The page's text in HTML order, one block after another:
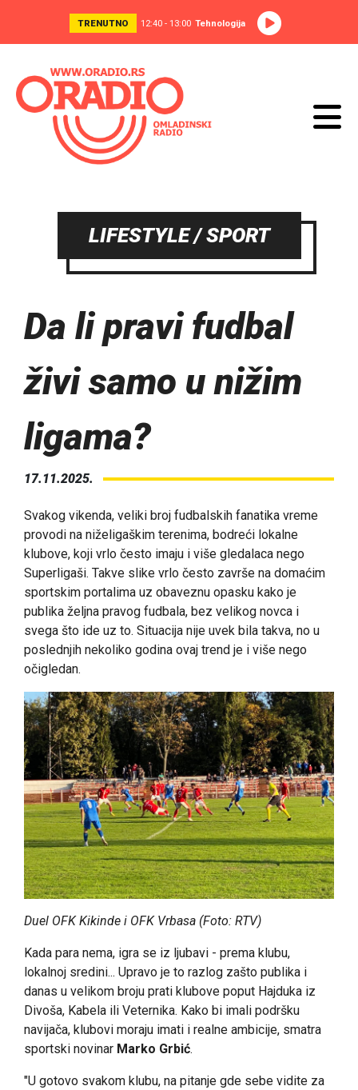
TRENUTNO 12:40 - 13:00 Tehnologija
LIFESTYLE / SPORT
Da li pravi fudbal
živi samo u nižim
ligama?
17.11.2025.
Svakog vikenda, veliki broj fudbalskih fanatika vreme
provodi na niželigaškim terenima, bodreći lokalne
klubove, koji vrlo često imaju i više gledalaca nego
Superligaši. Takve slike vrlo često završe na domaćim
sportskim portalima uz obaveznu opasku kako je
publika željna pravog fudbala, bez velikog novca i
svega što ide uz to. Situacija nije uvek bila takva, no u
poslednjih nekoliko godina ovaj trend je i više nego
očigledan.
Duel OFK Kikinde i OFK Vrbasa (Foto: RTV)
Kada para nema, igra se iz ljubavi - prema klubu,
lokalnoj sredini... Upravo je to razlog zašto publika i
danas u velikom broju prati klubove poput Hajduka iz
Divoša, Kabela ili Veternika. Kako bi imali podršku
navijača, klubovi moraju imati i realne ambicije, smatra
sportski novinar Marko Grbić.
"U gotovo svakom klubu, na pitanje gde sebe vidite za